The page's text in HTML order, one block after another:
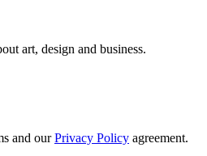
art, design and business.
and ourPrivacy Policy agreement.